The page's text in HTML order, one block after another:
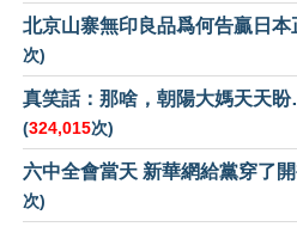
北京山寨無印良品爲何告贏日本
次)
真笑話：那啥，朝陽大媽天天
(324,015次)
六中全會當天 新華網給黨穿了
次)